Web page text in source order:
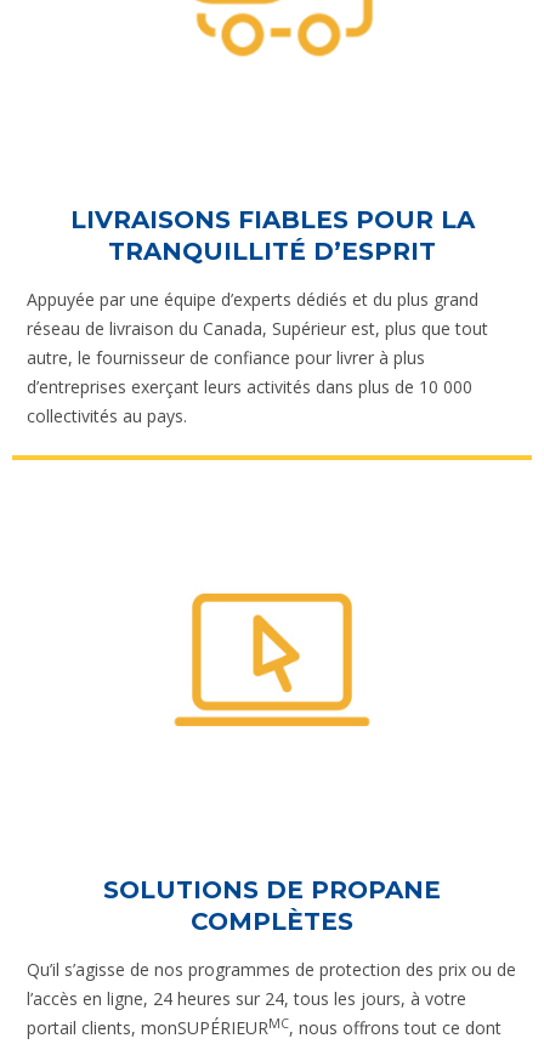
LIVRAISONS FIABLES POUR LA
TRANQUILLITÉ D’ESPRIT
Appuyée par une équipe d’experts dédiés et du plus grand
réseau de livraison du Canada, Supérieur est, plus que tout
autre, le fournisseur de confiance pour livrer à plus
d’entreprises exerçant leurs activités dans plus de 10 000
collectivités au pays.
SOLUTIONS DE PROPANE
COMPLÈTES
Qu’il s’agisse de nos programmes de protection des prix ou de
l’accès en ligne, 24 heures sur 24, tous les jours, à votre
portail clients, monSUPÉRIEURMC, nous offrons tout ce dont